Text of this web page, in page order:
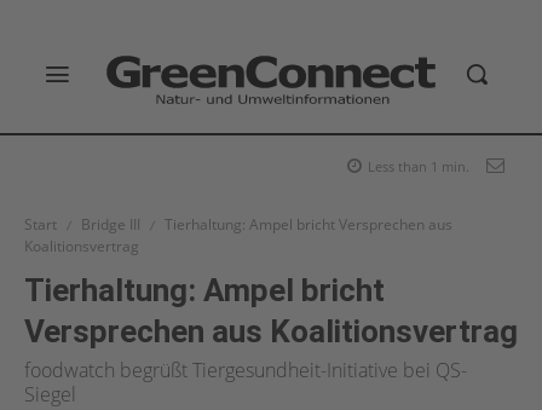
Less than 1 min.
Start Bridge III
Tierhaltung: Ampel bricht Versprechen aus
Koalitionsvertrag
Tierhaltung: Ampel bricht
Versprechen aus Koalitionsvertrag
foodwatch begrüßt Tiergesundheit-Initiative bei QS-
Siegel